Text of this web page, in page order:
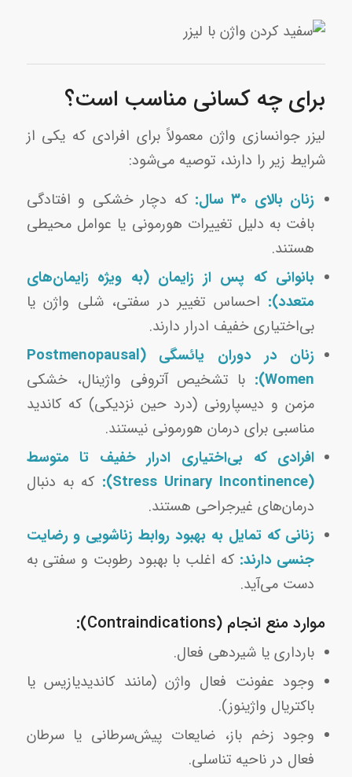
برای چه کسانی مناسب است؟
لیزر جوانسازی واژن معمولاً برای افرادی که یکی از
شرایط زیر را دارند، توصیه می‌شود:
زنان بالای ۳۰ سال:
که دچار خشکی و افتادگی
بافت به دلیل تغییرات هورمونی یا عوامل محیطی
هستند.
بانوانی که پس از زایمان (به ویژه زایمان‌های
متعدد): احساس تغییر در سفتی، شلی واژن یا
بی‌اختیاری خفیف ادرار دارند.
زنان در دوران یائسگی (Postmenopausal
Women):
با تشخیص آتروفی واژینال، خشکی
مزمن و دیسپارونی (درد حین نزدیکی) که کاندید
مناسبی برای درمان هورمونی نیستند.
افرادی که بی‌اختیاری ادرار خفیف تا متوسط
(Stress Urinary Incontinence):
که به دنبال
درمان‌های غیرجراحی هستند.
زنانی که تمایل به بهبود روابط زناشویی و رضایت
جنسی دارند: که اغلب با بهبود رطوبت و سفتی به
دست می‌آید.
موارد منع انجام (Contraindications):
بارداری یا شیردهی فعال.
وجود عفونت فعال واژن (مانند کاندیدیازیس یا
باکتریال واژینوز).
وجود زخم باز، ضایعات پیش‌سرطانی یا سرطان
فعال در ناحیه تناسلی.